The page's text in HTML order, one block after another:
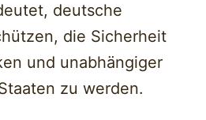
deutsche
die Sicherheit
und unabhängiger
zu werden.